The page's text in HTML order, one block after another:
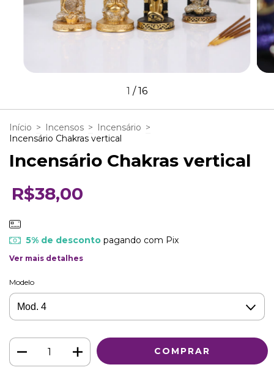
1 /16
Início > Incensos > Incensário >
Incensário Chakras vertical
Incensário Chakras vertical
R$38,00
5% de descontopagando com Pix
Ver mais detalhes
Modelo